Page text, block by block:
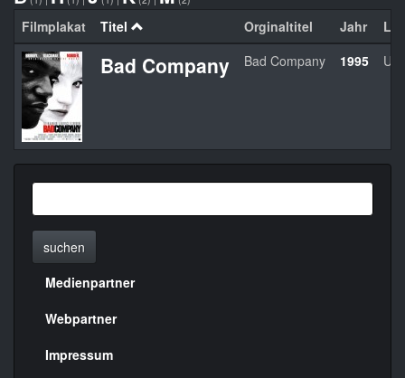
Filmplakat Titel Orginaltitel Jahr
Bad Company Bad Company 1995
suchen
Menülinks
rechte
Seite
Medienpartner
Webpartner
Impressum